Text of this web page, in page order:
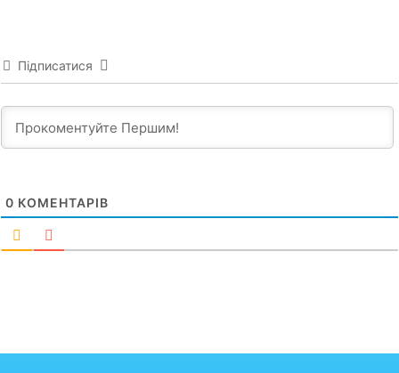
Підписатися
0 КОМЕНТАРІВ